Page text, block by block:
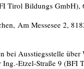
Tirol Bildungs
Am Messesee 2,
bei Ausstiegsstelle
Etzel-Straße 9 (BFI